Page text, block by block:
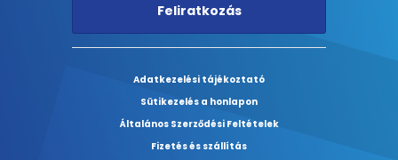
Feliratkozás
Adatkezelési tájékoztató
Sütikezelés a honlapon
Általános Szerződési Feltételek
Fizetés és szállítás